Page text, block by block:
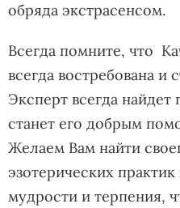
обряда экстрасенсом.
Всегда помните, что
всегда востребована
Эксперт всегда найдет
станет его добрым
Желаем Вам найти
эзотерических
мудрости и терпения,